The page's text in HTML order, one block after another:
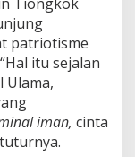
patriotisme
itu sejalan
Ulama,
iman, cinta